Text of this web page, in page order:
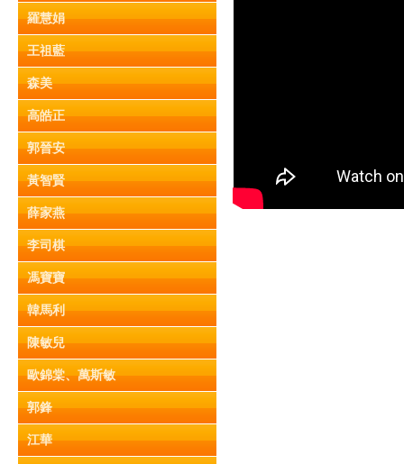
羅慧娟
王祖藍
森美
高皓正
郭晉安
黃智賢
薛家燕
李司棋
馮寶寶
韓馬利
陳敏兒
歐錦棠、萬斯敏
郭鋒
江華